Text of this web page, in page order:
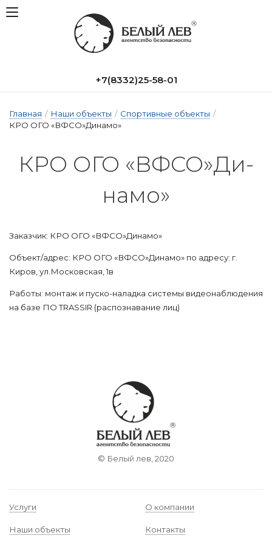
+7(8332)25-58-01
Главная / Наши объекты / Спортивные объекты /
КРО ОГО «ВФСО»Динамо»
КРО О­ГО «ВФСО»Ди­
на­мо»
Заказчик: КРО ОГО «ВФСО»Динамо»
Объект/адрес: КРО ОГО «ВФСО»Динамо» по адресу: г.
Киров, ул.Московская, 1в
Работы: монтаж и пуско-наладка системы видеонаблюдения
на базе ПО TRASSIR (распознавание лиц)
© Белый лев, 2020
Услуги
Наши объекты
О компании
Контакты